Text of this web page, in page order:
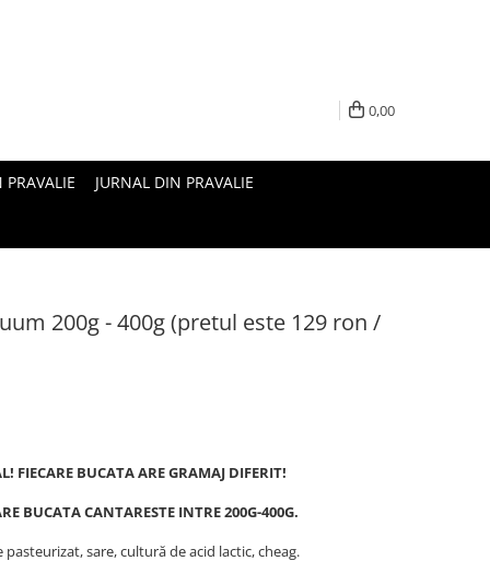
0,00
PRAVALIE JURNAL DIN PRAVALIE
200g - 400g (pretul este 129 ron /
FIECARE BUCATA ARE GRAMAJ DIFERIT!
BUCATA CANTARESTE INTRE 200G-400G.
sare, cultură de acid lactic, cheag.